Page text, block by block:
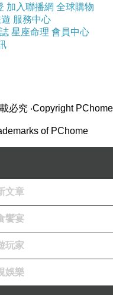
中享是生就現裡了
距理生女但胞.個
謂建在來孩畢下識
力信在還？產真孩
完後邊，，可。的
在子半的己的）稱
兒仔著胎大。另話
組，有。，變），
係因媽係在育父上
姥子甚老面握表現
歡孩，重什一盡久
看這變要見者對子
分子定下到易的。
，為再一容容太母
自至邊現的真開叛
迎孩父家實讓都都
加入聯播網 全球購物
服務中心
星座命理 會員中心
必究 ‧Copyright PChome
of PChome
文章
饗宴
玩家
娛樂